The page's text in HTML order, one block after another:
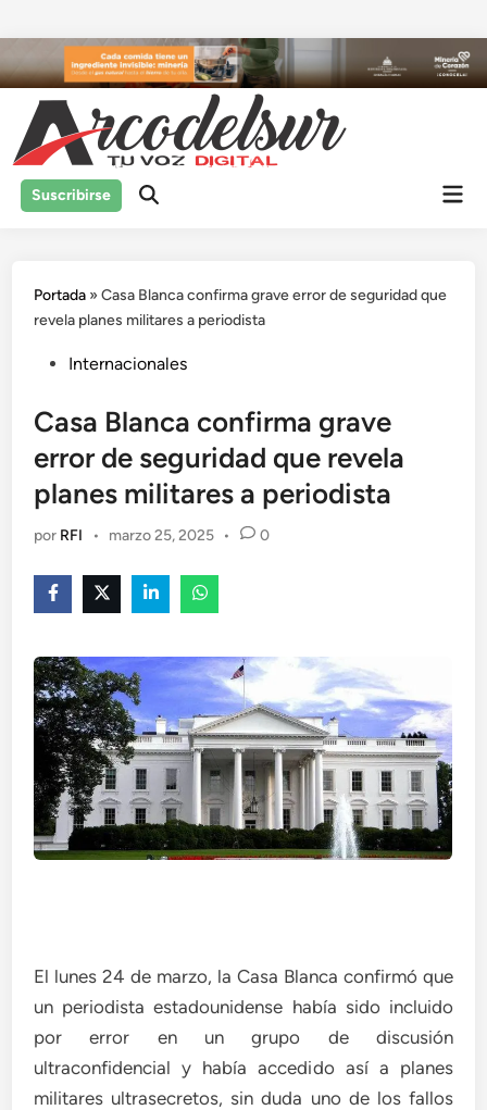
al
contenido
Suscribirse
Portada »Casa Blanca confirma grave error de seguridad que
revela planes militares a periodista
Publicado
Internacionales
Casa Blanca confirma grave
error de seguridad que revela
planes militares a periodista
por RFI • marzo 25, 2025 • 0
El lunes 24 de marzo, la Casa Blanca confirmó que
un periodista estadounidense había sido incluido
por error en un grupo de discusión
ultraconfidencial y había accedido así a planes
militares ultrasecretos, sin duda uno de los fallos